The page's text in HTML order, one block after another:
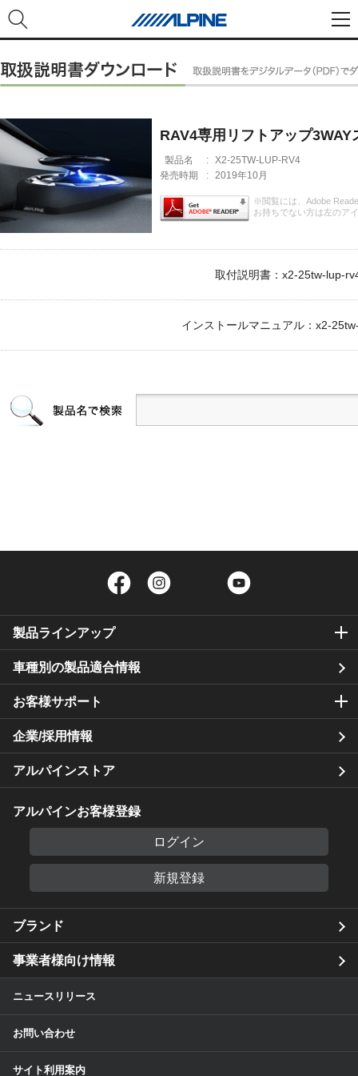
RAV4専用リフトアップ3WAY
製品名 : X2-25TW-LUP-RV4
発売時期
: 2019年10月
※閲覧には、Adobe
お持ちでない方は左のア
取付説明書：x2-25tw-lup-
インストールマニュアル：x2-
Facebook Twitter
製品ラインアップ
車種別の製品適合情報
お客様サポート
企業/採用情報
アルパインストア
アルパインお客様登録
ログイン
新規登録
ブランド
事業者様向け情報
ニュースリリース
お問い合わせ
サイト利用案内